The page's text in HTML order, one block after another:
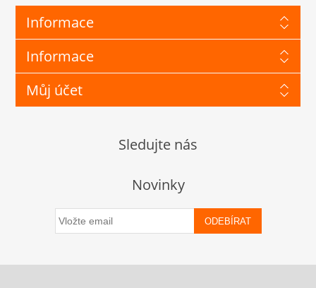
Informace
Informace
Můj účet
Sledujte nás
Novinky
ODEBÍRAT